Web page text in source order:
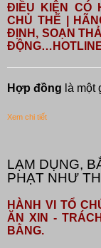
ĐIỀU KIỆN CÓ
CHỦ THỂ |
ĐỊNH, SOẠN
Hợp đồng là một
Xem chi tiết
LẠM DỤNG,
PHẠT NHƯ
HÀNH VI TỔ
ĂN XIN -
BẰNG.